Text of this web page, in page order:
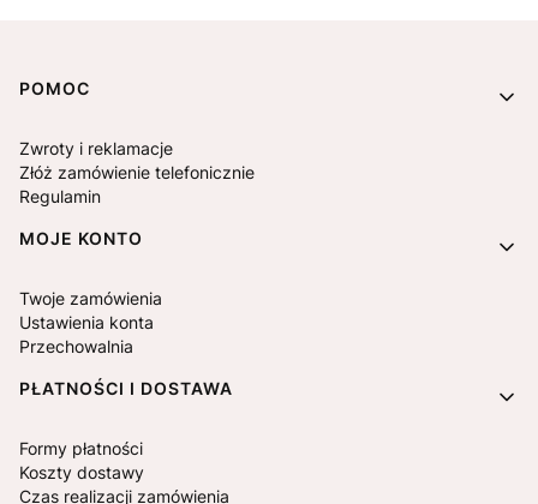
Linki w stopce
POMOC
Zwroty i reklamacje
Złóż zamówienie telefonicznie
Regulamin
MOJE KONTO
Twoje zamówienia
Ustawienia konta
Przechowalnia
PŁATNOŚCI I DOSTAWA
Formy płatności
Koszty dostawy
Czas realizacji zamówienia